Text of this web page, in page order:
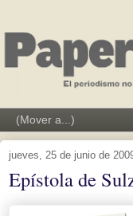
jueves, 25 de junio de
Epístola de